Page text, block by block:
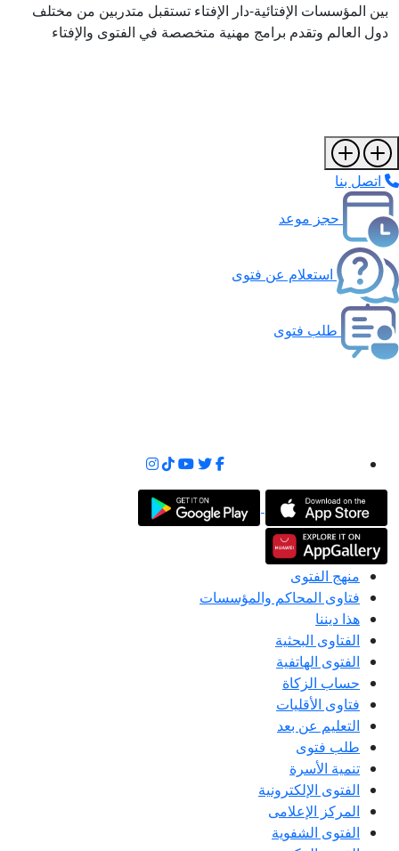
بين المؤسسات الإفتائية-دار الإفتاء تستقبل متدربين من مختلف
دول العالم وتقدم برامج مهنية متخصصة في الفتوى والإفتاء
اتصل بنا
حجز موعد
استعلام عن فتوى
طلب فتوى
منهج الفتوى
فتاوى المحاكم والمؤسسات
هذا ديننا
الفتاوى البحثية
الفتوى الهاتفية
حساب الزكاة
فتاوى الأقليات
التعليم عن بعد
طلب فتوى
تنمية الأسرة
الفتوى الإلكترونية
المركز الإعلامى
الفتوى الشفوية